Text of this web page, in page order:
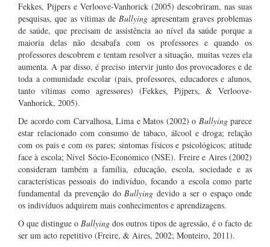
Fekkes, Pijpers e Verloove-Vanhorick (2005) descobriram, nas suas
pesquisas, que as vítimas deBullying apresentam graves problemas
de saúde, que precisam de assistência ao nível da saúde porque a
maioria delas não desabafa com os professores e quando os
professores descobrem e tentam resolver a situação, muitas vezes ela
aumenta. A par disso, é preciso intervir junto dos provocadores e de
toda a comunidade escolar (pais, professores, educadores e alunos,
tanto vítimas como agressores) (Fekkes, Pijpers, & Verloove-
Vanhorick, 2005).
De acordo com Carvalhosa, Lima e Matos (2002) o Bullyingparece
estar relacionado com consumo de tabaco, álcool e droga; relação
com os pais e com os pares; sintomas físicos e psicológicos; atitude
face à escola; Nível Sócio-Económico (NSE). Freire e Aires (2002)
consideram também a família, educação, escola, sociedade e as
características pessoais do indivíduo, focando a escola como parte
fundamental da prevenção do Bullying devido a ser o espaço onde
os indivíduos adquirem mais conhecimentos e aprendizagens.
O que distingue oBullying dos outros tipos de agressão, é o facto de
ser um acto repetitivo (Freire, & Aires, 2002; Monteiro, 2011).